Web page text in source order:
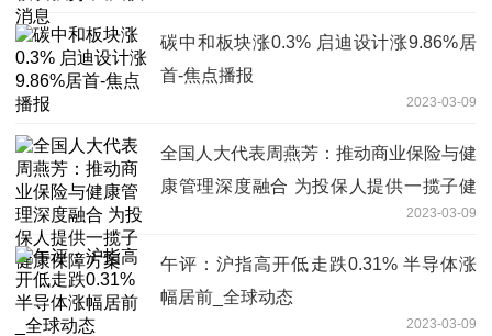
碳中和板块涨0.3% 启迪设计涨9.86%居
首-焦点播报
2023-03-09
全国人大代表周燕芳：推动商业保险与健
康管理深度融合 为投保人提供一揽子健
2023-03-09
午评：沪指高开低走跌0.31% 半导体涨
幅居前_全球动态
2023-03-09